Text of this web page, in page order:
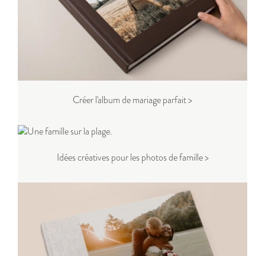
Créer l'album de mariage parfait >
Idées créatives pour les photos de famille >